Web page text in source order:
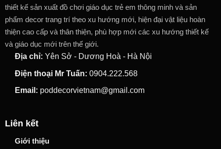
thiết kế sản xuất đồ chơi giáo dục trẻ em thông minh và sản
phẩm decor trang trí theo xu hướng mới, hiện đại vật liệu hoàn
thiện cao cấp và thân thiện, phù hợp mới các xu hướng thiết kế
và giáo dục mới trên thế giới.
Địa chỉ: Yên Sở - Dương Hoà - Hà Nội
Điện thoại Mr Tuấn: 0904.222.568
Email: poddecorvietnam@gmail.com
Liên kết
Giới thiệu